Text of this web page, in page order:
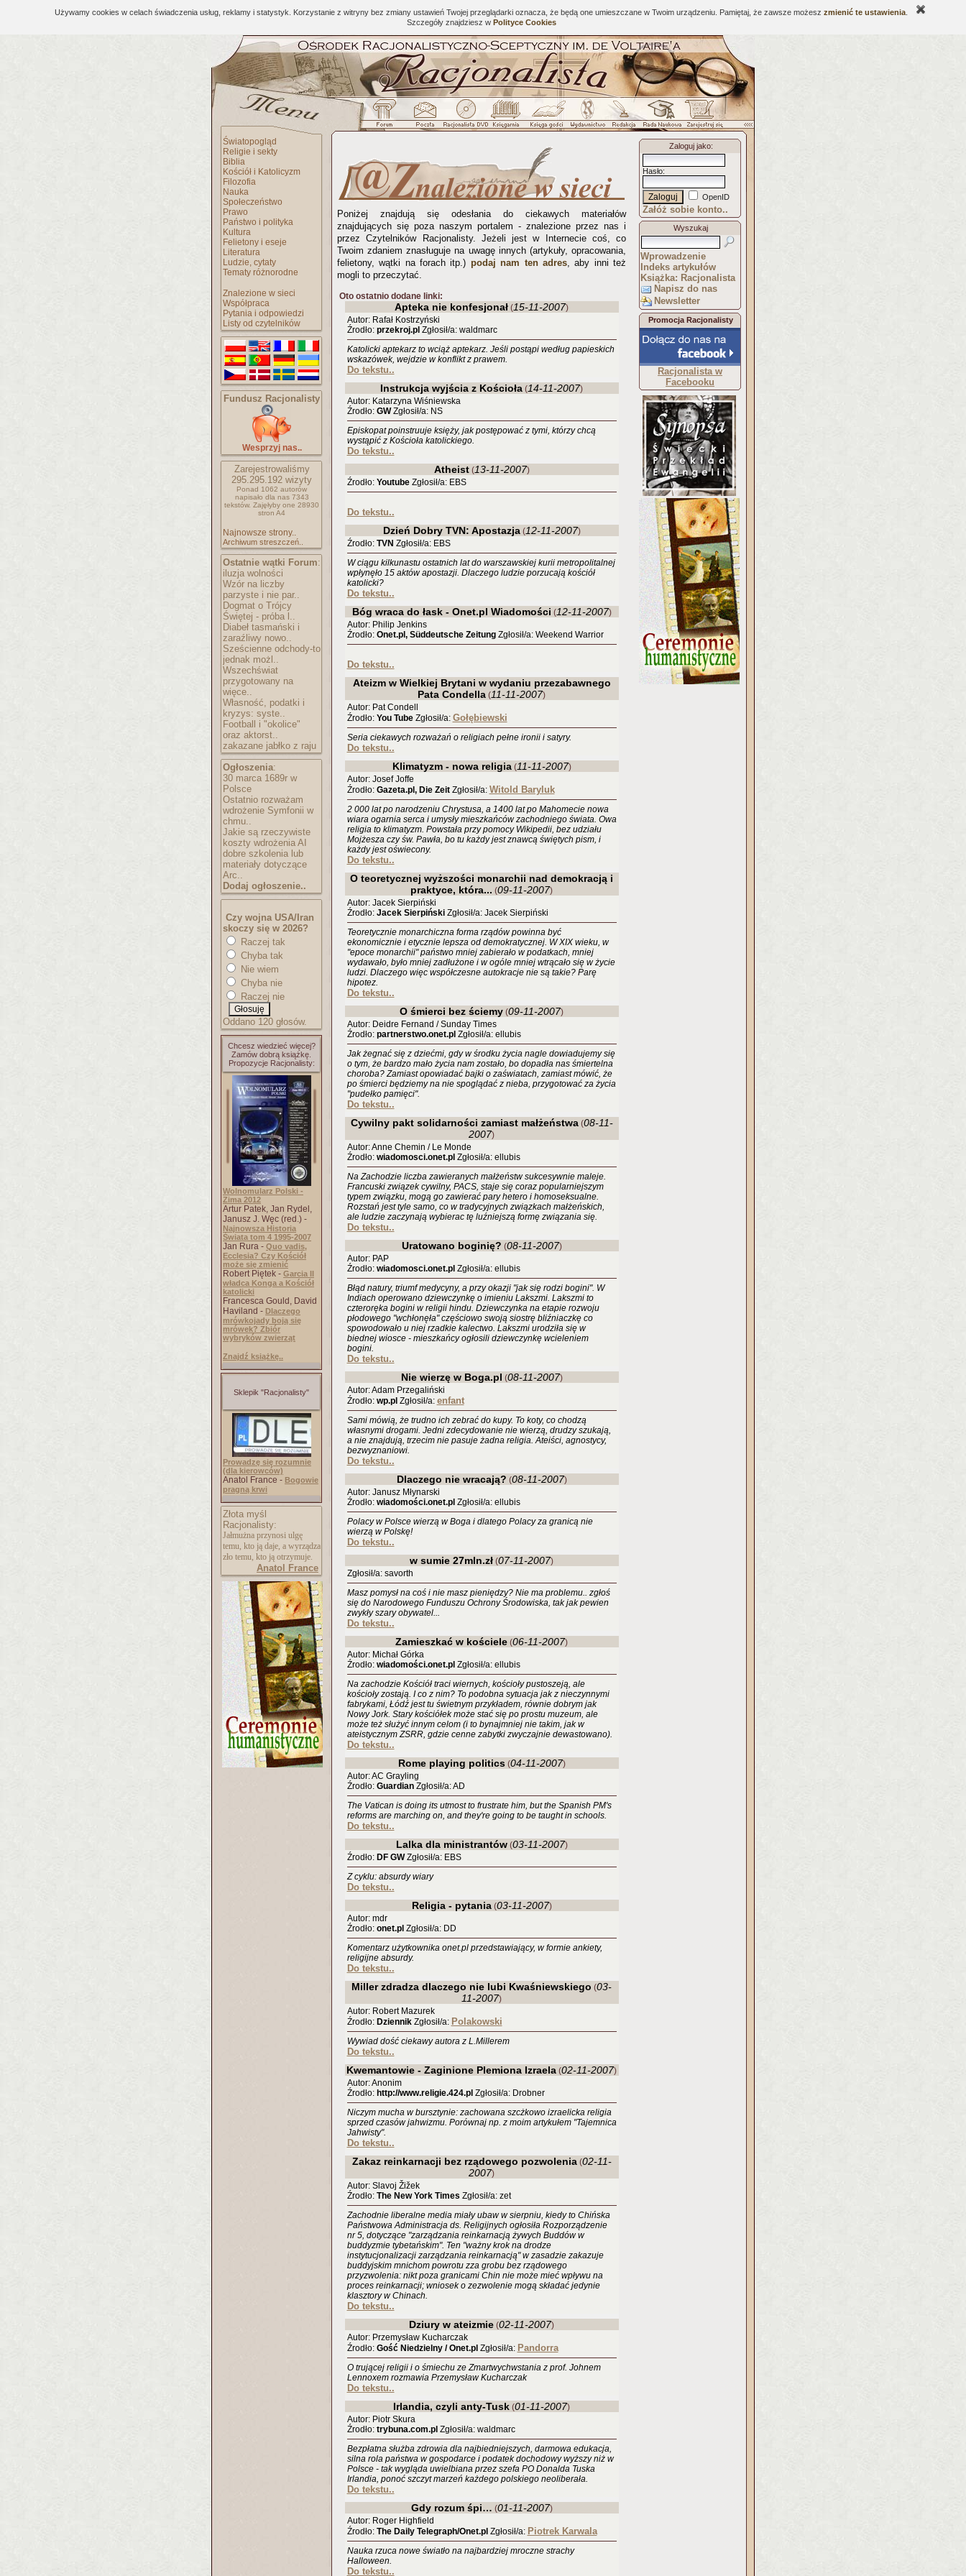
Używamy cookies w celach świadczenia usług, reklamy i statystyk. Korzystanie z witryny bez zmiany ustawień Twojej przeglądarki oznacza, że będą one umieszczane w Twoim urządzeniu. Pamiętaj, że zawsze możesz zmienić te ustawienia
Szczegóły znajdziesz w Polityce Cookies
Światopogląd
Religie i sekty
Biblia
Kościół i Katolicyzm
Filozofia
Nauka
Społeczeństwo
Prawo
Państwo i polityka
Kultura
Felietony i eseje
Literatura
Ludzie, cytaty
Tematy różnorodne
Znalezione w sieci
Współpraca
Pytania i odpowiedzi
Listy od czytelników
Fundusz Racjonalisty
Wesprzyj nas..
Zarejestrowaliśmy
295.295.192 wizyty
Ponad 1062 autorów
napisało dla nas 7343
tekstów. Zajęłyby one 28930
stron A4
Najnowsze strony..
Archiwum streszczeń..
Ostatnie wątki Forum:
iluzja wolności
Wzór na liczby
parzyste i nie par..
Dogmat o Trójcy
Świętej - próba l..
Diabeł tasmański i
zaraźliwy nowo..
Sześcienne odchody-to
jednak możl..
Wszechświat
przygotowany na
więce..
Własność, podatki i
kryzys: syste..
Football i "okolice"
oraz aktorst..
zakazane jabłko z raju
Ogłoszenia:
30 marca 1689r w
Polsce
Ostatnio rozważam
wdrożenie Symfonii w
chmu..
Jakie są rzeczywiste
koszty wdrożenia AI
dobre szkolenia lub
materiały dotyczące
Arc..
Dodaj ogłoszenie..
Czy wojna USA/Iran
skoczy się w 2026?
Raczej tak
Chyba tak
Nie wiem
Chyba nie
Raczej nie
Oddano 120 głosów.
Chcesz wiedzieć więcej?
Zamów dobrą książkę.
Propozycje Racjonalisty:
Wolnomularz Polski -
Zima 2012
Artur Patek, Jan Rydel,
Janusz J. Węc (red.) -
Najnowsza Historia
Świata tom 4 1995-2007
Jan Rura - Quo vadis,
Ecclesia? Czy Kościół
może się zmienić
Robert Piętek - Garcia II
władca Konga a Kościół
katolicki
Francesca Gould, David
Haviland - Dlaczego
mrówkojady boją się
mrówek? Zbiór
wybryków zwierząt
Znajdź książkę..
Sklepik "Racjonalisty"
Prowadzę się rozumnie
(dla kierowców)
Anatol France - Bogowie
pragną krwi
Złota myśl
Racjonalisty:
Jałmużna przynosi ulgę
temu, kto ją daje, a wyrządza
zło temu, kto ją otrzymuje.
Anatol France
Poniżej znajdują się odesłania do ciekawych materiałów
znajdujących się poza naszym portalem - znalezione przez nas i
przez Czytelników Racjonalisty. Jeżeli jest w Internecie coś, co
Twoim zdaniem znasługuje na uwagę innych (artykuły, opracowania,
felietony, wątki na forach itp.) podaj nam ten adres, aby inni też
mogli to przeczytać.
Oto ostatnio dodane linki:
Apteka nie konfesjonał (15-11-2007)
Autor: Rafał Kostrzyński
Źrodło: przekroj.pl Zgłosił/a: waldmarc
Katolicki aptekarz to wciąż aptekarz. Jeśli postąpi według papieskich
wskazówek, wejdzie w konflikt z prawem.
Do tekstu..
Instrukcja wyjścia z Kościoła (14-11-2007)
Autor: Katarzyna Wiśniewska
Źrodło: GWZgłosił/a: NS
Episkopat poinstruuje księży, jak postępować z tymi, którzy chcą
wystąpić z Kościoła katolickiego.
Do tekstu..
Atheist(13-11-2007)
Źrodło: YoutubeZgłosił/a: EBS
Do tekstu..
Dzień Dobry TVN: Apostazja(12-11-2007)
Źrodło: TVN Zgłosił/a: EBS
W ciągu kilkunastu ostatnich lat do warszawskiej kurii metropolitalnej
wpłynęło 15 aktów apostazji. Dlaczego ludzie porzucają kościół
katolicki?
Do tekstu..
Bóg wraca do łask - Onet.pl Wiadomości (12-11-2007)
Autor: Philip Jenkins
Źrodło: Onet.pl, Süddeutsche ZeitungZgłosił/a: Weekend Warrior
Do tekstu..
Ateizm w Wielkiej Brytani w wydaniu przezabawnego
Pata Condella (11-11-2007)
Autor: Pat Condell
Źrodło: You TubeZgłosił/a: Gołębiewski
Seria ciekawych rozważań o religiach pełne ironii i satyry.
Do tekstu..
Klimatyzm - nowa religia(11-11-2007)
Autor: Josef Joffe
Źrodło: Gazeta.pl, Die ZeitZgłosił/a: Witold Baryluk
2 000 lat po narodzeniu Chrystusa, a 1400 lat po Mahomecie nowa
wiara ogarnia serca i umysły mieszkańców zachodniego świata. Owa
religia to klimatyzm. Powstała przy pomocy Wikipedii, bez udziału
Mojżesza czy św. Pawła, bo tu każdy jest znawcą świętych pism, i
każdy jest oświecony.
Do tekstu..
O teoretycznej wyższości monarchii nad demokracją i
praktyce, która... (09-11-2007)
Autor: Jacek Sierpiński
Źrodło: Jacek SierpińskiZgłosił/a: Jacek Sierpiński
Teoretycznie monarchiczna forma rządów powinna być
ekonomicznie i etycznie lepsza od demokratycznej. W XIX wieku, w
"epoce monarchii" państwo mniej zabierało w podatkach, mniej
wydawało, było mniej zadłużone i w ogóle mniej wtrącało się w życie
ludzi. Dlaczego więc współczesne autokracje nie są takie? Parę
hipotez.
Do tekstu..
O śmierci bez ściemy (09-11-2007)
Autor: Deidre Fernand / Sunday Times
Źrodło: partnerstwo.onet.pl Zgłosił/a: ellubis
Jak żegnać się z dziećmi, gdy w środku życia nagle dowiadujemy się
o tym, że bardzo mało życia nam zostało, bo dopadła nas śmiertelna
choroba? Zamiast opowiadać bajki o zaświatach, zamiast mówić, że
po śmierci będziemy na nie spoglądać z nieba, przygotować za życia
"pudełko pamięci".
Do tekstu..
Cywilny pakt solidarności zamiast małżeństwa(08-11-
2007)
Autor: Anne Chemin / Le Monde
Źrodło: wiadomosci.onet.pl Zgłosił/a: ellubis
Na Zachodzie liczba zawieranych małżeństw sukcesywnie maleje.
Francuski związek cywilny, PACS, staje się coraz popularniejszym
typem związku, mogą go zawierać pary hetero i homoseksualne.
Rozstań jest tyle samo, co w tradycyjnych związkach małżeńskich,
ale ludzie zaczynają wybierac tę luźniejszą formę związania się.
Do tekstu..
Uratowano boginię? (08-11-2007)
Autor: PAP
Źrodło: wiadomosci.onet.pl Zgłosił/a: ellubis
Błąd natury, triumf medycyny, a przy okazji "jak się rodzi bogini". W
Indiach operowano dziewczynkę o imieniu Lakszmi. Lakszmi to
czteroręka bogini w religii hindu. Dziewczynka na etapie rozwoju
płodowego "wchłonęła" częściowo swoją siostrę bliźniaczkę co
spowodowało u niej rzadkie kalectwo. Lakszmi urodziła się w
biednej wiosce - mieszkańcy ogłosili dziewczynkę wcieleniem
bogini.
Do tekstu..
Nie wierzę w Boga.pl (08-11-2007)
Autor: Adam Przegaliński
Źrodło: wp.pl Zgłosił/a: enfant
Sami mówią, że trudno ich zebrać do kupy. To koty, co chodzą
własnymi drogami. Jedni zdecydowanie nie wierzą, drudzy szukają,
a nie znajdują, trzecim nie pasuje żadna religia. Ateiści, agnostycy,
bezwyznaniowi.
Do tekstu..
Dlaczego nie wracają? (08-11-2007)
Autor: Janusz Młynarski
Źrodło: wiadomości.onet.pl Zgłosił/a: ellubis
Polacy w Polsce wierzą w Boga i dlatego Polacy za granicą nie
wierzą w Polskę!
Do tekstu..
w sumie 27mln.zł (07-11-2007)
Zgłosił/a: savorth
Masz pomysł na coś i nie masz pieniędzy? Nie ma problemu.. zgłoś
się do Narodowego Funduszu Ochrony Środowiska, tak jak pewien
zwykły szary obywatel...
Do tekstu..
Zamieszkać w kościele (06-11-2007)
Autor: Michał Górka
Źrodło: wiadomości.onet.pl Zgłosił/a: ellubis
Na zachodzie Kościół traci wiernych, kościoły pustoszeją, ale
kościoły zostają. I co z nim? To podobna sytuacja jak z nieczynnymi
fabrykami, Łódź jest tu świetnym przykładem, równie dobrym jak
Nowy Jork. Stary kościółek może stać się po prostu muzeum, ale
może też służyć innym celom (i to bynajmniej nie takim, jak w
ateistycznym ZSRR, gdzie cenne zabytki zwyczajnie dewastowano).
Do tekstu..
Rome playing politics(04-11-2007)
Autor: AC Grayling
Źrodło: GuardianZgłosił/a: AD
The Vatican is doing its utmost to frustrate him, but the Spanish PM's
reforms are marching on, and they're going to be taught in schools.
Do tekstu..
Lalka dla ministrantów(03-11-2007)
Źrodło: DF GWZgłosił/a: EBS
Z cyklu: absurdy wiary
Do tekstu..
Religia - pytania(03-11-2007)
Autor: mdr
Źrodło: onet.pl Zgłosił/a: DD
Komentarz użytkownika onet.pl przedstawiający, w formie ankiety,
religijne absurdy.
Do tekstu..
Miller zdradza dlaczego nie lubi Kwaśniewskiego (03-
11-2007)
Autor: Robert Mazurek
Źrodło: DziennikZgłosił/a: Polakowski
Wywiad dość ciekawy autora z L.Millerem
Do tekstu..
Kwemantowie - Zaginione Plemiona Izraela (02-11-2007)
Autor: Anonim
Źrodło: http://www.religie.424.pl Zgłosił/a: Drobner
Niczym mucha w bursztynie: zachowana szcżkowo izraelicka religia
sprzed czasów jahwizmu. Porównaj np. z moim artykułem "Tajemnica
Jahwisty".
Do tekstu..
Zakaz reinkarnacji bez rządowego pozwolenia(02-11-
2007)
Autor: Slavoj Žižek
Źrodło: The New York Times Zgłosił/a: zet
Zachodnie liberalne media miały ubaw w sierpniu, kiedy to Chińska
Państwowa Administracja ds. Religijnych ogłosiła Rozporządzenie
nr 5, dotyczące "zarządzania reinkarnacją żywych Buddów w
buddyzmie tybetańskim". Ten "ważny krok na drodze
instytucjonalizacji zarządzania reinkarnacją" w zasadzie zakazuje
buddyjskim mnichom powrotu zza grobu bez rządowego
przyzwolenia: nikt poza granicami Chin nie może mieć wpływu na
proces reinkarnacji; wniosek o zezwolenie mogą składać jedynie
klasztory w Chinach.
Do tekstu..
Dziury w ateizmie (02-11-2007)
Autor: Przemysław Kucharczak
Źrodło: Gość Niedzielny / Onet.pl Zgłosił/a: Pandorra
O trującej religii i o śmiechu ze Zmartwychwstania z prof. Johnem
Lennoxem rozmawia Przemysław Kucharczak
Do tekstu..
Irlandia, czyli anty-Tusk (01-11-2007)
Autor: Piotr Skura
Źrodło: trybuna.com.pl Zgłosił/a: waldmarc
Bezpłatna służba zdrowia dla najbiedniejszych, darmowa edukacja,
silna rola państwa w gospodarce i podatek dochodowy wyższy niż w
Polsce - tak wygląda uwielbiana przez szefa PO Donalda Tuska
Irlandia, ponoć szczyt marzeń każdego polskiego neoliberała.
Do tekstu..
Gdy rozum śpi… (01-11-2007)
Autor: Roger Highfield
Źrodło: The Daily Telegraph/Onet.pl Zgłosił/a: Piotrek Karwala
Nauka rzuca nowe światło na najbardziej mroczne strachy
Halloween.
Do tekstu..
Zaloguj jako:
Hasło:
OpenID
Załóż sobie konto..
Wyszukaj
Wprowadzenie
Indeks artykułów
Książka: Racjonalista
Napisz do nas
Newsletter
Promocja Racjonalisty
Racjonalista w
Facebooku